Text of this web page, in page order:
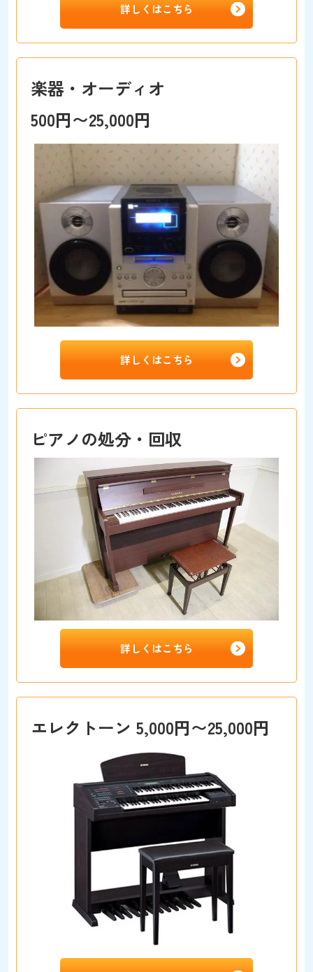
詳しくはこちら
楽器・オーディオ
500円〜25,000円
詳しくはこちら
ピアノの処分・回収
詳しくはこちら
エレクトーン 5,000円〜25,000円